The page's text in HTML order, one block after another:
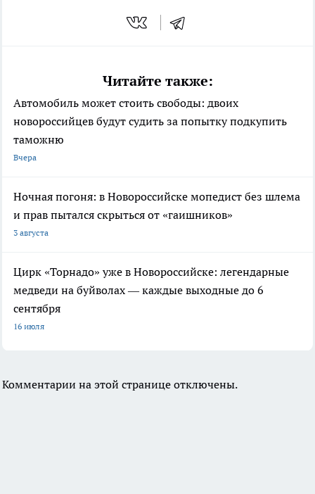
Читайте также:
Автомобиль может стоить свободы: двоих
новороссийцев будут судить за попытку подкупить
таможню
Вчера
Ночная погоня: в Новороссийске мопедист без шлема
и прав пытался скрыться от «гаишников»
3 августа
Цирк «Торнадо» уже в Новороссийске: легендарные
медведи на буйволах — каждые выходные до 6
сентября
16 июля
Комментарии на этой странице отключены.